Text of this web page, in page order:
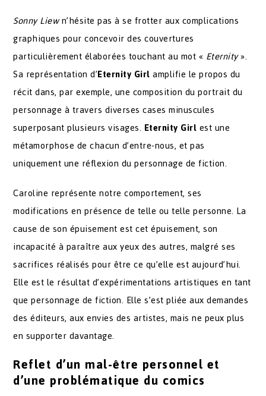
Sonny Liewn’hésite pas à se frotter aux complications
graphiques pour concevoir des couvertures
particulièrement élaborées touchant au mot « Eternity».
Sa représentation d’Eternity Girlamplifie le propos du
récit dans, par exemple, une composition du portrait du
personnage à travers diverses cases minuscules
superposant plusieurs visages. Eternity Girlest une
métamorphose de chacun d’entre-nous, et pas
uniquement une réflexion du personnage de fiction.
Caroline représente notre comportement, ses
modifications en présence de telle ou telle personne. La
cause de son épuisement est cet épuisement, son
incapacité à paraître aux yeux des autres, malgré ses
sacrifices réalisés pour être ce qu’elle est aujourd’hui.
Elle est le résultat d’expérimentations artistiques en tant
que personnage de fiction. Elle s’est pliée aux demandes
des éditeurs, aux envies des artistes, mais ne peux plus
en supporter davantage.
Reflet d’un mal-être personnel et
d’une problématique du comics